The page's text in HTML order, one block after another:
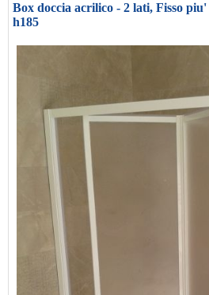
Box doccia acrilico - 2 lati, Fisso
h185